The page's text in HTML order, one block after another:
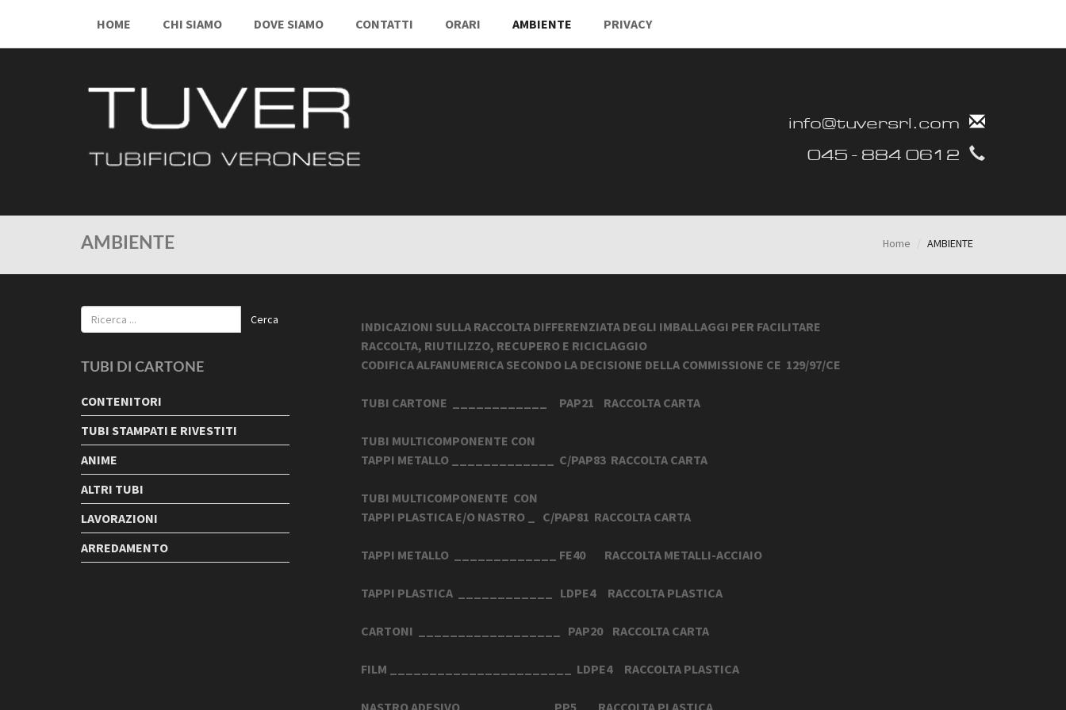
HOME CHI SIAMO DOVE SIAMO CONTATTI ORARI AMBIENTE PRIVACY
info@tuversrl.com
045 - 884 0612
AMBIENTE Home AMBIENTE
INDICAZIONI SULLA RACCOLTA DIFFERENZIATA DEGLI IMBALLAGGI PER FACILITARE
RACCOLTA, RIUTILIZZO, RECUPERO E RICICLAGGIO
CODIFICA ALFANUMERICA SECONDO LA DECISIONE DELLA COMMISSIONE CE 129/97/CE
TUBI CARTONE ____________ PAP21 RACCOLTA CARTA
TUBI MULTICOMPONENTE CON
TAPPI METALLO _____________ C/PAP83 RACCOLTA CARTA
TUBI MULTICOMPONENTE CON
TAPPI PLASTICA E/O NASTRO _ C/PAP81 RACCOLTA CARTA
TAPPI METALLO _____________ FE40 RACCOLTA METALLI-ACCIAIO
TAPPI PLASTICA ____________ LDPE4 RACCOLTA PLASTICA
CARTONI __________________ PAP20 RACCOLTA CARTA
FILM _______________________ LDPE4 RACCOLTA PLASTICA
NASTRO ADESIVO ___________ PP5 RACCOLTA PLASTICA
Cerca
TUBI DI CARTONE
CONTENITORI
TUBI STAMPATI E RIVESTITI
ANIME
ALTRI TUBI
LAVORAZIONI
ARREDAMENTO